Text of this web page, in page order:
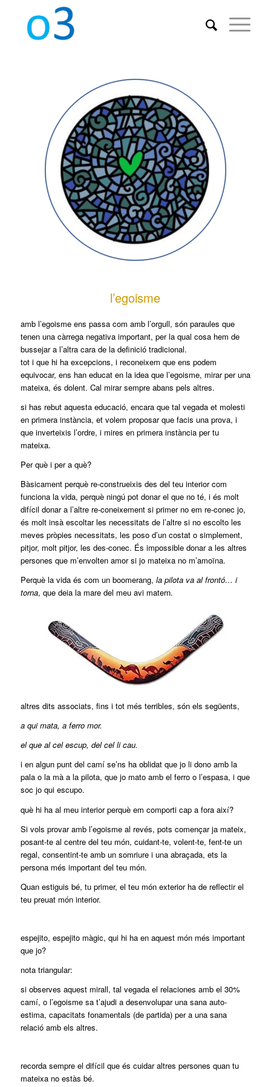
l’egoisme
amb l’egoisme ens passa com amb l’orgull, són paraules que
tenen una càrrega negativa important, per la qual cosa hem de
bussejar a l’altra cara de la definició tradicional.
tot i que hi ha excepcions, i reconeixem que ens podem
equivocar, ens han educat en la idea que l’egoisme, mirar per una
mateixa, és dolent. Cal mirar sempre abans pels altres.
si has rebut aquesta educació, encara que tal vegada et molesti
en primera instància, et volem proposar que facis una prova, i
que inverteixis l’ordre, i mires en primera instància per tu
mateixa.
Per què i per a què?
Bàsicament perquè re-construeixis des del teu interior com
funciona la vida, perquè ningú pot donar el que no té, i és molt
difícil donar a l’altre re-coneixement si primer no em re-conec jo,
és molt insà escoltar les necessitats de l’altre si no escolto les
meves pròpies necessitats, les poso d’un costat o simplement,
pitjor, molt pitjor, les des-conec. És impossible donar a les altres
persones que m’envolten amor si jo mateixa no m’amoïna.
Perquè la vida és com un boomerang, la pilota va al frontó… i
torna, que deia la mare del meu avi matern.
altres dits associats, fins i tot més terribles, són els següents,
a qui mata, a ferro mor.
el que al cel escup, del cel li cau.
i en algun punt del camí se’ns ha oblidat que jo li dono amb la
pala o la mà a la pilota, que jo mato amb el ferro o l’espasa, i que
soc jo qui escupo.
què hi ha al meu interior perquè em comporti cap a fora així?
Si vols provar amb l’egoisme al revés, pots començar ja mateix,
posant-te al centre del teu món, cuidant-te, volent-te, fent-te un
regal, consentint-te amb un somriure i una abraçada, ets la
persona més important del teu món.
Quan estiguis bé, tu primer, el teu món exterior ha de reflectir el
teu preuat món interior.
espejito, espejito màgic, qui hi ha en aquest món més important
que jo?
nota triangular:
si observes aquest mirall, tal vegada el relaciones amb el 30%
camí, o l’egoisme sa t’ajudi a desenvolupar una sana auto-
estima, capacitats fonamentals (de partida) per a una sana
relació amb els altres.
recorda sempre el difícil que és cuidar altres persones quan tu
mateixa no estàs bé.